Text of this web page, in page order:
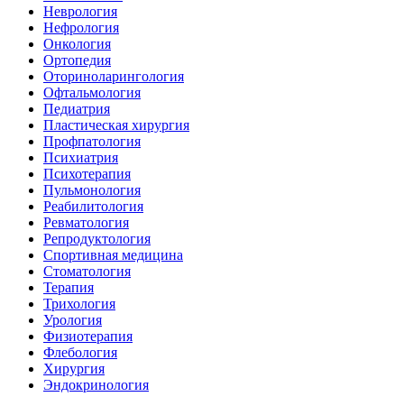
Неврология
Нефрология
Онкология
Ортопедия
Оториноларингология
Офтальмология
Педиатрия
Пластическая хирургия
Профпатология
Психиатрия
Психотерапия
Пульмонология
Реабилитология
Ревматология
Репродуктология
Спортивная медицина
Стоматология
Терапия
Трихология
Урология
Физиотерапия
Флебология
Хирургия
Эндокринология